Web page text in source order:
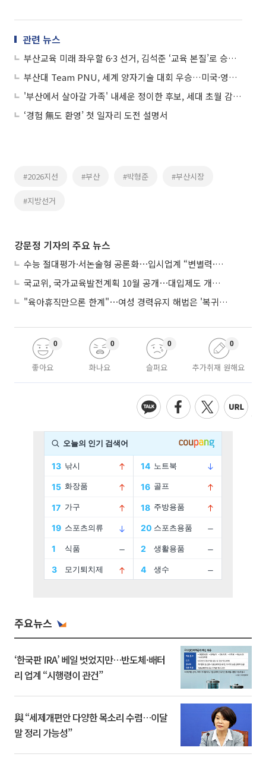
관련 뉴스
부산교육 미래 좌우할 6·3 선거, 김석준 ‘교육 본질’로 승부수
부산대 Team PNU, 세계 양자기술 대회 우승…미국·영국 팀 제쳤다
'부산에서 살아갈 가족' 내세운 정이한 후보, 세대 초월 감성 정치 실험
‘경험 無도 환영’ 첫 일자리 도전 설명서
#2026지선 #부산 #박형준 #부산시장
#지방선거
강문정 기자의 주요 뉴스
수능 절대평가·서논술형 공론화⋯입시업계 “변별력·사교육 대책 먼저”
국교위, 국가교육발전계획 10월 공개⋯대입제도 개편 공론화 추진
"육아휴직만으론 한계"⋯여성 경력유지 해법은 '복귀 후 유연근무’
좋아요
0
화나요
0
슬퍼요
0
추가취재 원해요
0
주요뉴스
‘한국판 IRA’ 베일 벗었지만…반도체·배터
리 업계 “시행령이 관건”
與 “세제개편안 다양한 목소리 수렴…이달
말 정리 가능성”